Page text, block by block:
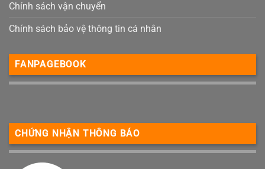
Chính sách vận chuyển
Chính sách bảo vệ thông tin cá nhân
FANPAGEBOOK
CHỨNG NHẬN THÔNG BÁO